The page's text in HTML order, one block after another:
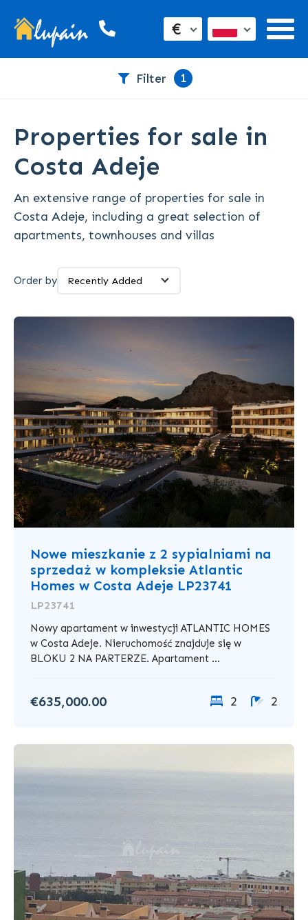
€
Filter 1
Properties for sale in
Costa Adeje
An extensive range of properties for sale in
Costa Adeje, including a great selection of
apartments, townhouses and villas
Order by
Nowe mieszkanie z 2 sypialniami na
sprzedaż w kompleksie Atlantic
Homes w Costa Adeje LP23741
LP23741
Nowy apartament w inwestycji ATLANTIC HOMES
w Costa Adeje. Nieruchomość znajduje się w
BLOKU 2 NA PARTERZE. Apartament ...
€635,000.00 2 2